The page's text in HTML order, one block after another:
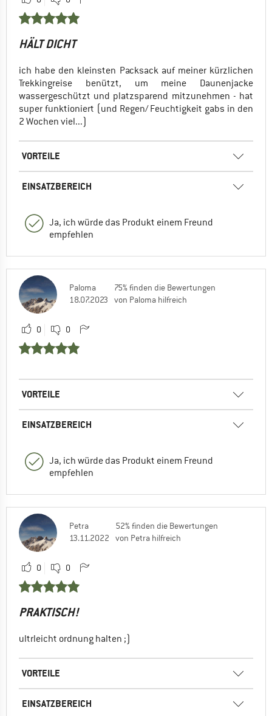
HÄLT DICHT
ich habe den kleinsten Packsack auf meiner kürzlichen
Trekkingreise benützt, um meine Daunenjacke
wassergeschützt und platzsparend mitzunehmen - hat
super funktioniert (und Regen/ Feuchtigkeit gabs in den
2 Wochen viel...)
VORTEILE
EINSATZBEREICH
Ja, ich würde das Produkt einem Freund
empfehlen
Paloma
18.07.2023
75% finden die Bewertungen
von Paloma hilfreich
0 0
VORTEILE
EINSATZBEREICH
Ja, ich würde das Produkt einem Freund
empfehlen
Petra
13.11.2022
52% finden die Bewertungen
von Petra hilfreich
0 0
PRAKTISCH!
ultrleicht ordnung halten ;)
VORTEILE
EINSATZBEREICH